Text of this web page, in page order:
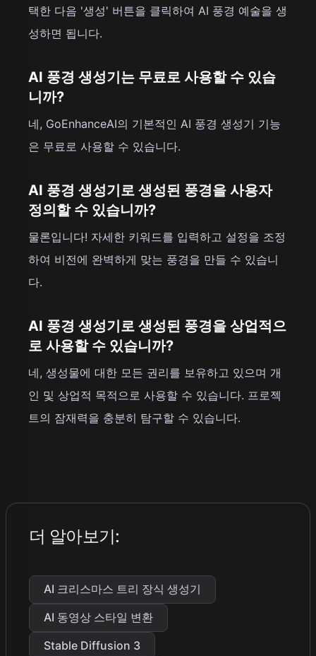
택한 다음 '생성' 버튼을 클릭하여 AI 풍경 예술을 생
성하면 됩니다.
AI 풍경 생성기는 무료로 사용할 수 있습
니까?
네, GoEnhanceAI의 기본적인 AI 풍경 생성기 기능
은 무료로 사용할 수 있습니다.
AI 풍경 생성기로 생성된 풍경을 사용자
정의할 수 있습니까?
물론입니다! 자세한 키워드를 입력하고 설정을 조정
하여 비전에 완벽하게 맞는 풍경을 만들 수 있습니
다.
AI 풍경 생성기로 생성된 풍경을 상업적으
로 사용할 수 있습니까?
네, 생성물에 대한 모든 권리를 보유하고 있으며 개
인 및 상업적 목적으로 사용할 수 있습니다. 프로젝
트의 잠재력을 충분히 탐구할 수 있습니다.
더 알아보기:
AI 크리스마스 트리 장식 생성기
AI 동영상 스타일 변환
Stable Diffusion 3